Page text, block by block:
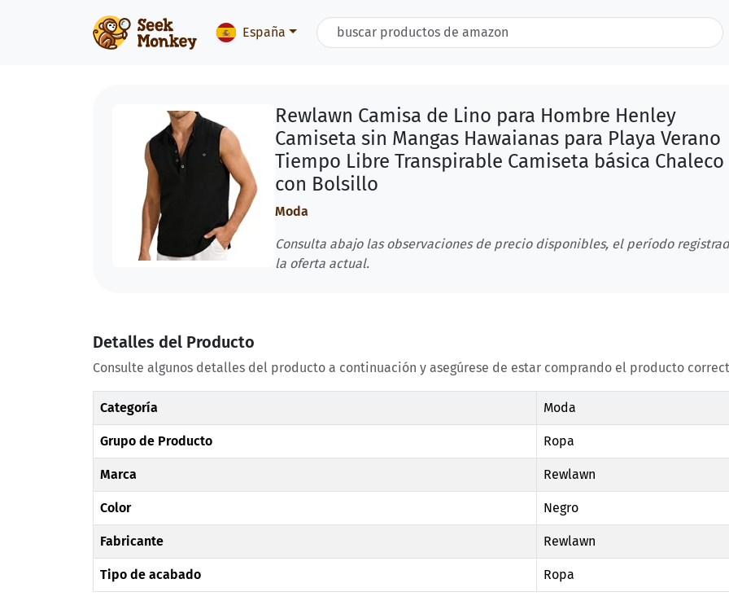
España
Rewlawn Camisa de Lino para Hombre Henley
Camiseta sin Mangas Hawaianas para Playa Verano
Tiempo Libre Transpirable Camiseta básica Chaleco
con Bolsillo
Moda
Consulta abajo las observaciones de precio disponibles, el período
la oferta actual.
Detalles del Producto
Consulte algunos detalles del producto a continuación y asegúrese de estar comprando el producto
Categoría Moda
Grupo de Producto Ropa
Marca Rewlawn
Color Negro
Fabricante Rewlawn
Tipo de acabado Ropa